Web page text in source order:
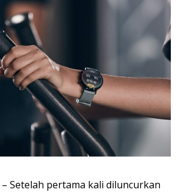
– Setelah pertama kali diluncurkan